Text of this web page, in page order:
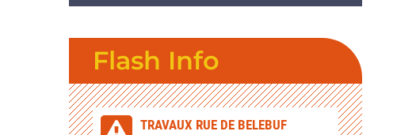
Flash Info
TRAVAUX RUE DE BELEBUF